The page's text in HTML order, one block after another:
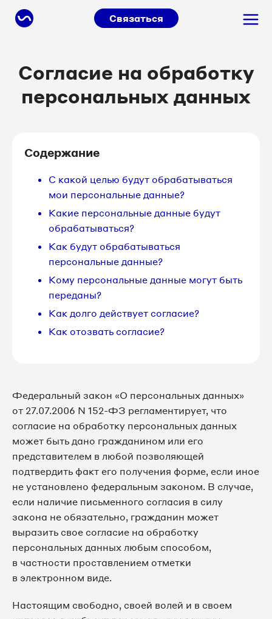
Связаться
Согласие на обработку
персональных данных
Содержание
С какой целью будут обрабатываться
мои персональные данные?
Какие персональные данные будут
обрабатываться?
Как будут обрабатываться
персональные данные?
Кому персональные данные могут быть
переданы?
Как долго действует согласие?
Как отозвать согласие?
Федеральный закон «О персональных данных»
от 27.07.2006 N 152-ФЗ регламентирует, что
согласие на обработку персональных данных
может быть дано гражданином или его
представителем в любой позволяющей
подтвердить факт его получения форме, если иное
не установлено федеральным законом. В случае,
если наличие письменного согласия в силу
закона не обязательно, гражданин может
выразить свое согласие на обработку
персональных данных любым способом,
в частности проставлением отметки
в электронном виде.
Настоящим свободно, своей волей и в своем